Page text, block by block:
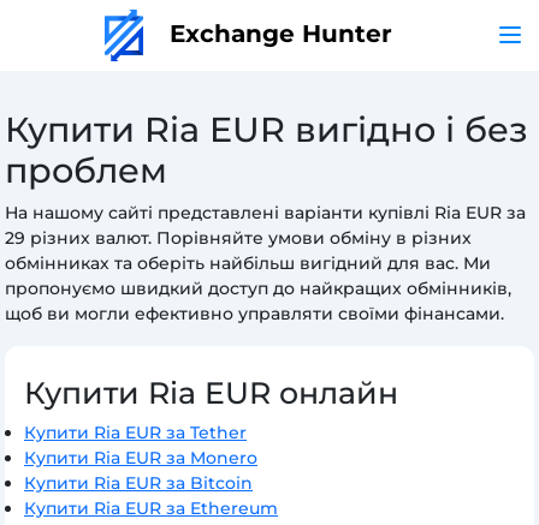
Exchange Hunter
Купити Ria EUR вигідно і без
проблем
На нашому сайті представлені варіанти купівлі Ria EUR за
29 різних валют. Порівняйте умови обміну в різних
обмінниках та оберіть найбільш вигідний для вас. Ми
пропонуємо швидкий доступ до найкращих обмінників,
щоб ви могли ефективно управляти своїми фінансами.
Купити Ria EUR онлайн
Купити Ria EUR за Tether
Купити Ria EUR за Monero
Купити Ria EUR за Bitcoin
Купити Ria EUR за Ethereum